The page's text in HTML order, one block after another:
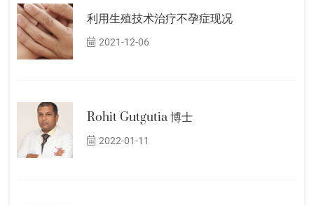
利用生殖技术治疗不孕症现况
2021-12-06
Rohit Gutgutia 博士
2022-01-11